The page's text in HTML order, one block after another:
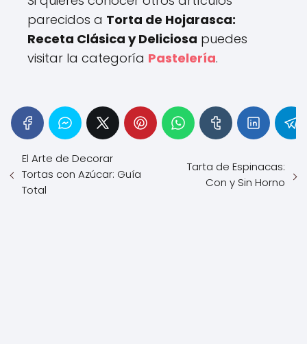
parecidos a Torta de Hojarasca:
Receta Clásica y Deliciosa puedes
visitar la categoría Pastelería.
El Arte de Decorar
Tortas con Azúcar: Guía
Total
Tarta de Espinacas:
Con y Sin Horno